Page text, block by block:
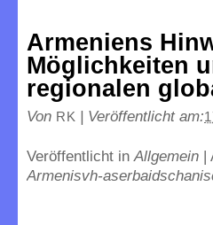
Armeniens
Möglichkeiten
regionalen
Von RK | Veröffentlicht am:
Veröffentlicht inAllgemein |
Armenisvh-